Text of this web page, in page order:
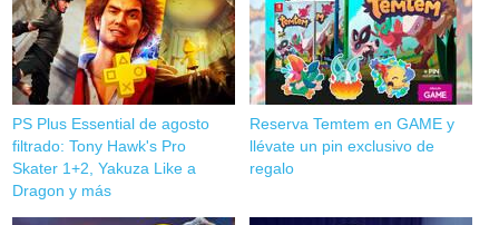
PS Plus Essential de agosto
filtrado: Tony Hawk's Pro
Skater 1+2, Yakuza Like a
Dragon y más
Reserva Temtem en GAME y
llévate un pin exclusivo de
regalo